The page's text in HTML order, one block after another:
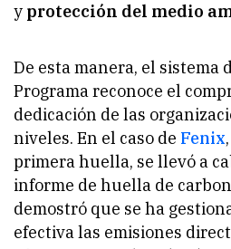
y protección del medio
De esta manera, el sistema
Programa reconoce el
dedicación de las
niveles. En el caso de Fenix
primera huella, se llevó a
informe de huella de
demostró que se ha
efectiva las emisiones